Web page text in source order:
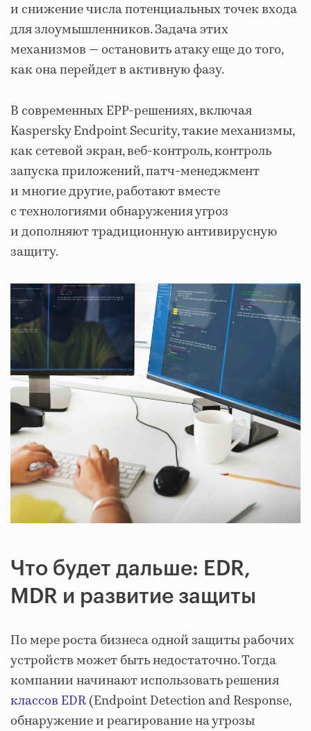
и снижение числа потенциальных точек входа
для злоумышленников. Задача этих
механизмов — остановить атаку еще до того,
как она перейдет в активную фазу.
В современных EPP-решениях, включая
Kaspersky Endpoint Security, такие механизмы,
как сетевой экран, веб-контроль, контроль
запуска приложений, патч-менеджмент
и многие другие, работают вместе
с технологиями обнаружения угроз
и дополняют традиционную антивирусную
защиту.
Что будет дальше: EDR,
MDR и развитие защиты
По мере роста бизнеса одной защиты рабочих
устройств может быть недостаточно. Тогда
компании начинают использовать решения
классов EDR(Endpoint Detection and Response,
обнаружение и реагирование на угрозы